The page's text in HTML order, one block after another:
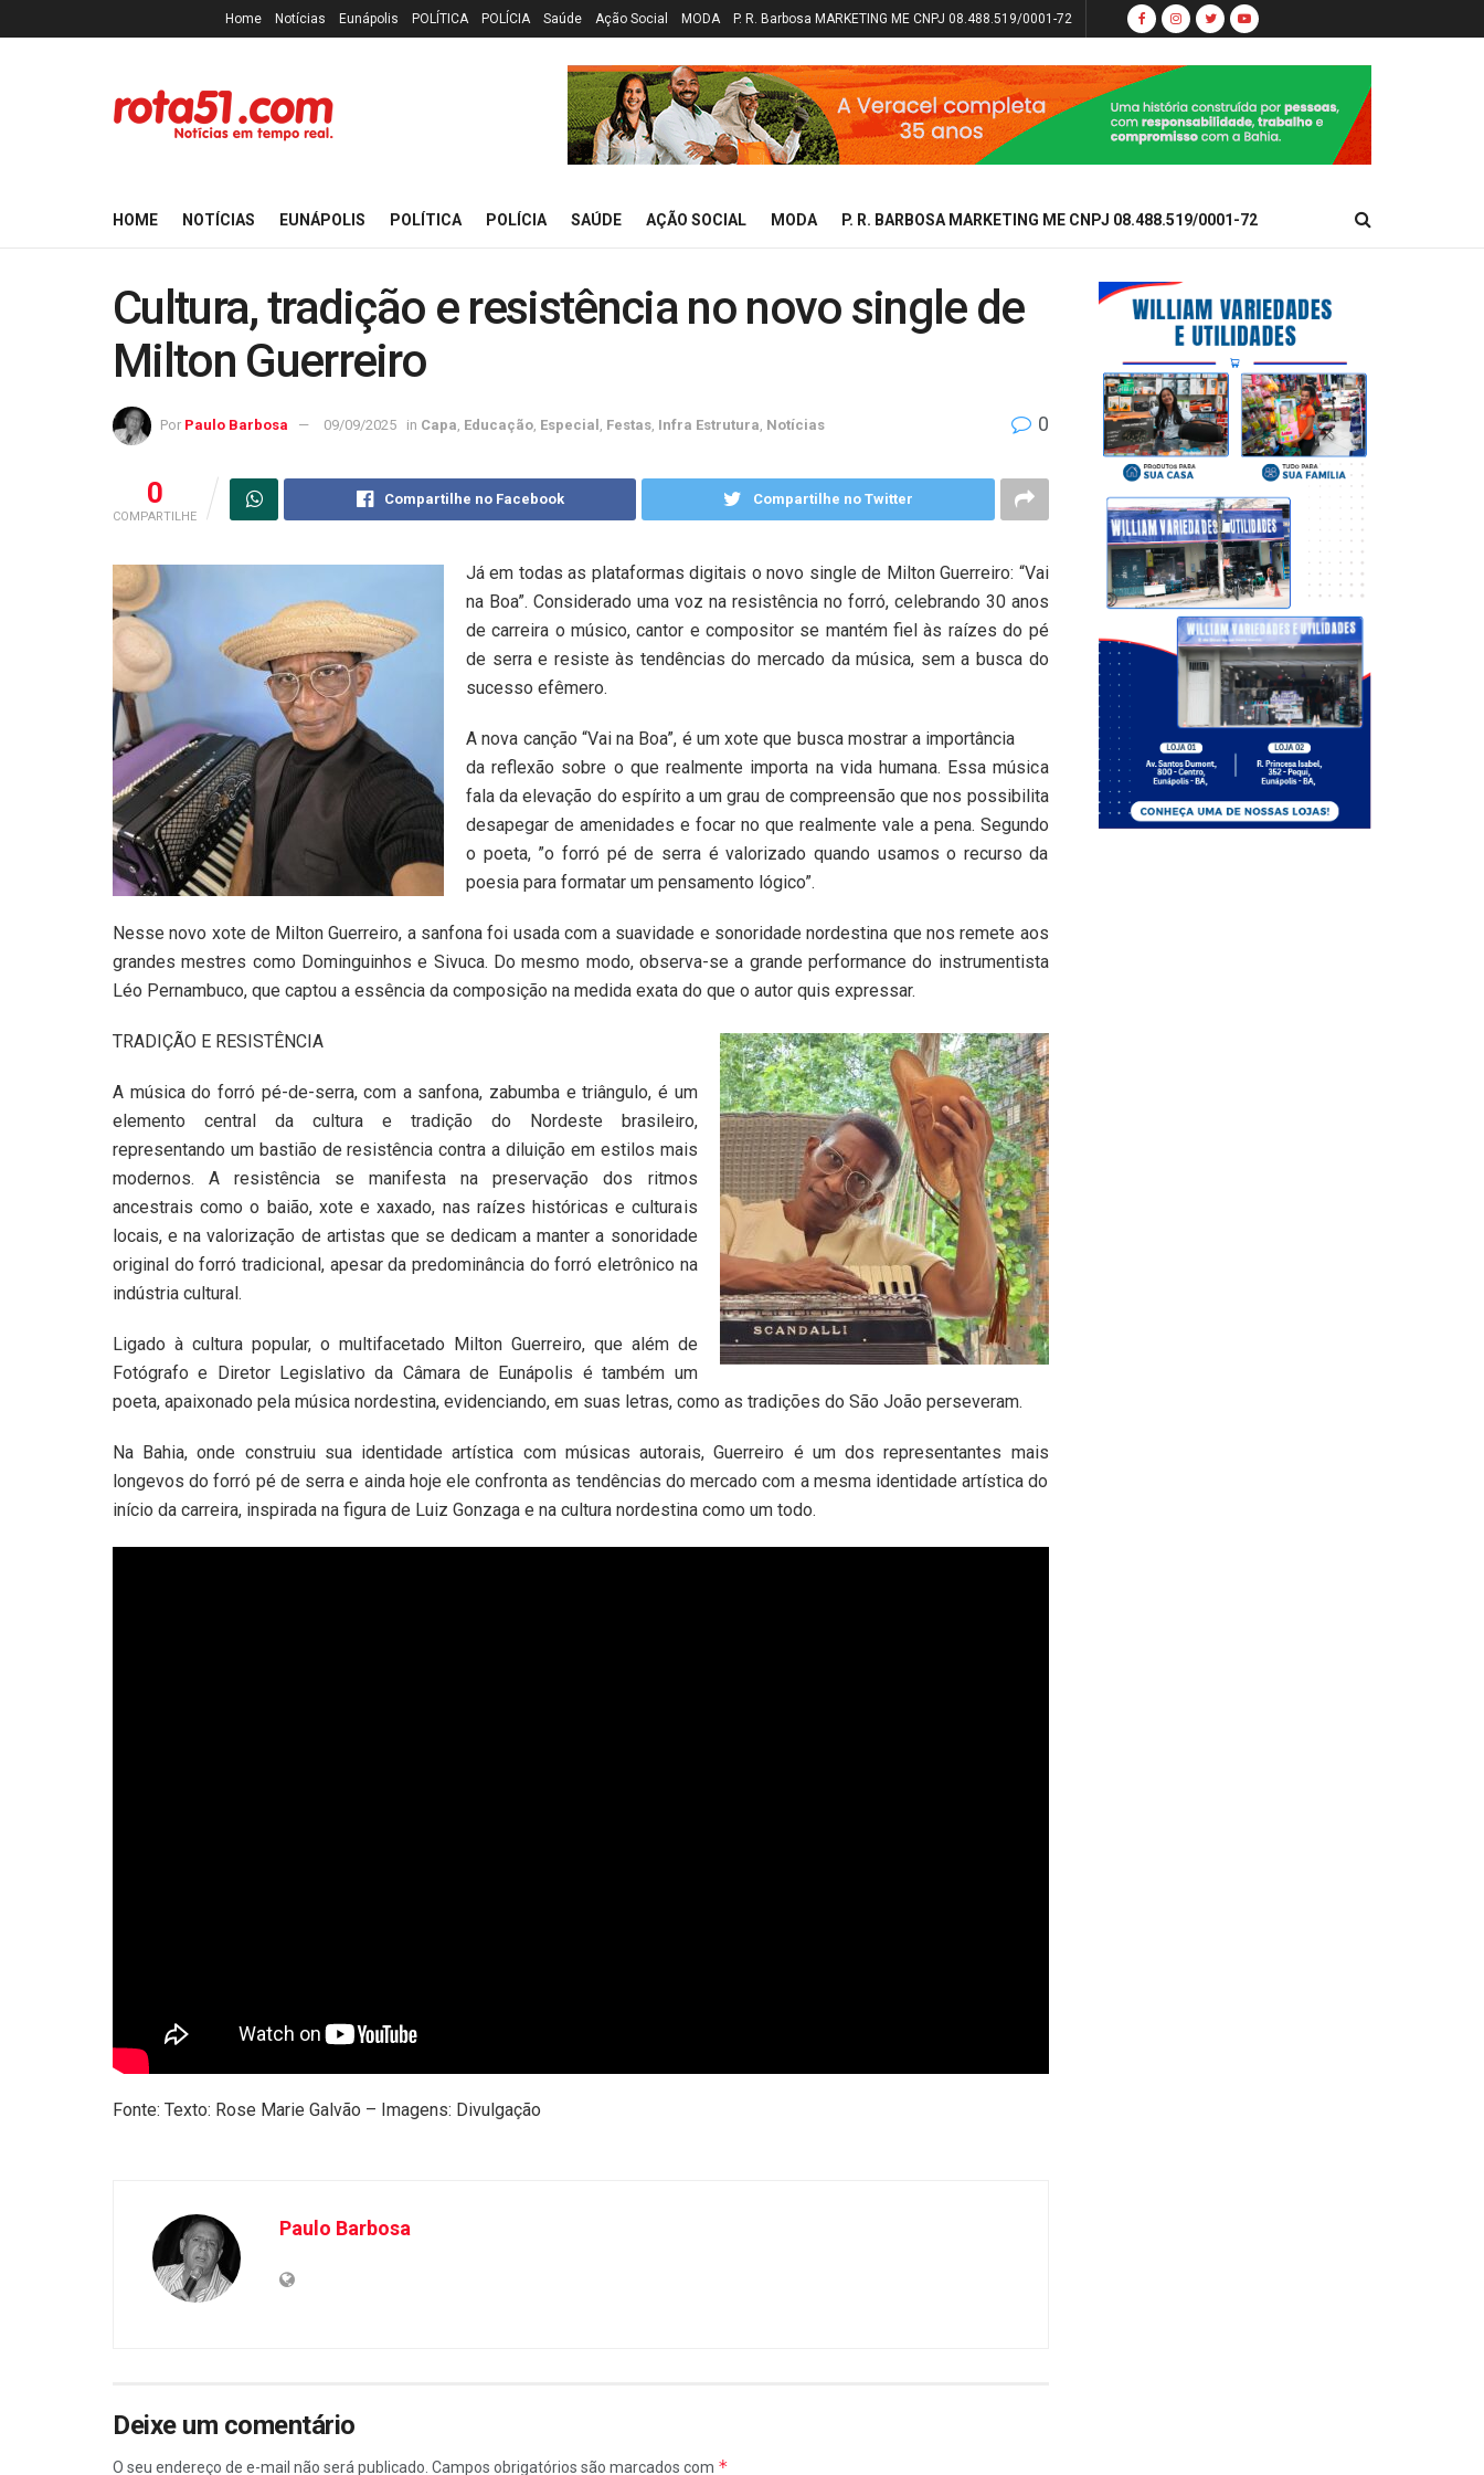
Home Notícias Eunápolis POLÍTICA POLÍCIA Saúde Ação Social MODA P. R. Barbosa MARKETING ME CNPJ 08.488.519/0001-72
HOME NOTÍCIAS EUNÁPOLIS POLÍTICA POLÍCIA SAÚDE AÇÃO SOCIAL MODA P. R. BARBOSA MARKETING ME CNPJ 08.488.519/0001-72
Cultura, tradição e resistência no novo single de
Milton Guerreiro
Por Paulo Barbosa 09/09/2025 in Capa Educação Especial Festas Infra Estrutura Notícias 0
0
COMPARTILHE
Compartilhe no Facebook Compartilhe no Twitter
Já em todas as plataformas digitais o novo single de Milton Guerreiro: “Vai
na Boa”. Considerado uma voz na resistência no forró, celebrando 30 anos
de carreira o músico, cantor e compositor se mantém fiel às raízes do pé
de serra e resiste às tendências do mercado da música, sem a busca do
sucesso efêmero.
A nova canção “Vai na Boa”, é um xote que busca mostrar a importância
da reflexão sobre o que realmente importa na vida humana. Essa música
fala da elevação do espírito a um grau de compreensão que nos possibilita
desapegar de amenidades e focar no que realmente vale a pena. Segundo
o poeta, ”o forró pé de serra é valorizado quando usamos o recurso da
poesia para formatar um pensamento lógico”.
Nesse novo xote de Milton Guerreiro, a sanfona foi usada com a suavidade e sonoridade nordestina que nos remete aos
grandes mestres como Dominguinhos e Sivuca. Do mesmo modo, observa-se a grande performance do instrumentista
Léo Pernambuco, que captou a essência da composição na medida exata do que o autor quis expressar.
TRADIÇÃO E RESISTÊNCIA
A música do forró pé-de-serra, com a sanfona, zabumba e triângulo, é um
elemento central da cultura e tradição do Nordeste brasileiro,
representando um bastião de resistência contra a diluição em estilos mais
modernos. A resistência se manifesta na preservação dos ritmos
ancestrais como o baião, xote e xaxado, nas raízes históricas e culturais
locais, e na valorização de artistas que se dedicam a manter a sonoridade
original do forró tradicional, apesar da predominância do forró eletrônico na
indústria cultural.
Ligado à cultura popular, o multifacetado Milton Guerreiro, que além de
Fotógrafo e Diretor Legislativo da Câmara de Eunápolis é também um
poeta, apaixonado pela música nordestina, evidenciando, em suas letras, como as tradições do São João perseveram.
Na Bahia, onde construiu sua identidade artística com músicas autorais, Guerreiro é um dos representantes mais
longevos do forró pé de serra e ainda hoje ele confronta as tendências do mercado com a mesma identidade artística do
início da carreira, inspirada na figura de Luiz Gonzaga e na cultura nordestina como um todo.
Fonte: Texto: Rose Marie Galvão – Imagens: Divulgação
Paulo Barbosa
Deixe um comentário
O seu endereço de e-mail não será publicado. Campos obrigatórios são marcados com *